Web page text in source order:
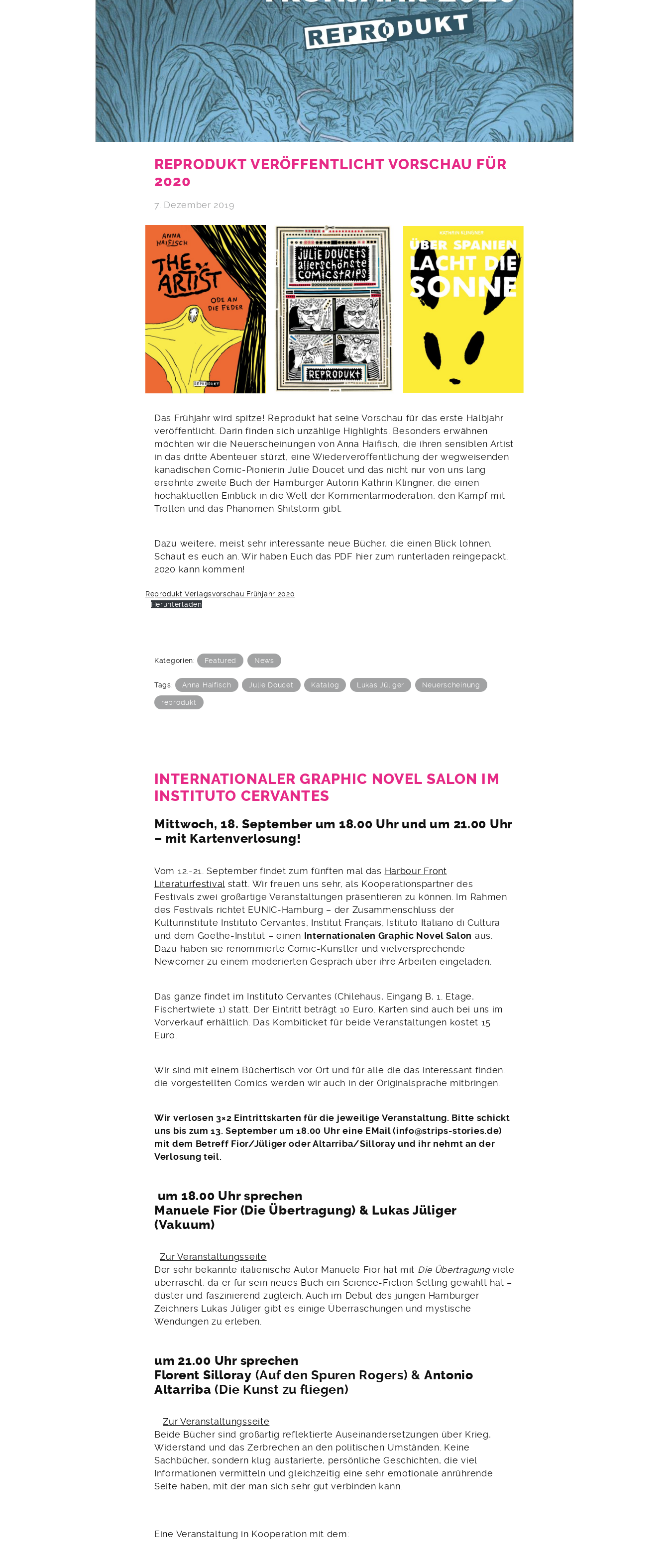
REPRODUKT VERÖFFENTLICHT VORSCHAU FÜR
2020
7. Dezember 2019
Das Frühjahr wird spitze! Reprodukt hat seine Vorschau für das erste Halbjahr
veröffentlicht. Darin finden sich unzählige Highlights. Besonders erwähnen
möchten wir die Neuerscheinungen von Anna Haifisch, die ihren sensiblen Artist
in das dritte Abenteuer stürzt, eine Wiederveröffentlichung der wegweisenden
kanadischen Comic-Pionierin Julie Doucet und das nicht nur von uns lang
ersehnte zweite Buch der Hamburger Autorin Kathrin Klingner, die einen
hochaktuellen Einblick in die Welt der Kommentarmoderation, den Kampf mit
Trollen und das Phänomen Shitstorm gibt.
Dazu weitere, meist sehr interessante neue Bücher, die einen Blick lohnen.
Schaut es euch an. Wir haben Euch das PDF hier zum runterladen reingepackt.
2020 kann kommen!
Reprodukt Verlagsvorschau Frühjahr 2020
Herunterladen
Kategorien: Featured News
Tags: Anna Haifisch Julie Doucet Katalog Lukas Jüliger Neuerscheinung
reprodukt
INTERNATIONALER GRAPHIC NOVEL SALON IM
INSTITUTO CERVANTES
Mittwoch, 18. September um 18.00 Uhr und um 21.00 Uhr
– mit Kartenverlosung!
Vom 12.-21. September findet zum fünften mal das Harbour Front
Literaturfestival statt. Wir freuen uns sehr, als Kooperationspartner des
Festivals zwei großartige Veranstaltungen präsentieren zu können. Im Rahmen
des Festivals richtet EUNIC-Hamburg – der Zusammenschluss der
Kulturinstitute Instituto Cervantes, Institut Français, Istituto Italiano di Cultura
und dem Goethe-Institut – einen Internationalen Graphic Novel Salon aus.
Dazu haben sie renommierte Comic-Künstler und vielversprechende
Newcomer zu einem moderierten Gespräch über ihre Arbeiten eingeladen.
Das ganze findet im Instituto Cervantes (Chilehaus, Eingang B, 1. Etage,
Fischertwiete 1) statt. Der Eintritt beträgt 10 Euro. Karten sind auch bei uns im
Vorverkauf erhältlich. Das Kombiticket für beide Veranstaltungen kostet 15
Euro.
Wir sind mit einem Büchertisch vor Ort und für alle die das interessant finden:
die vorgestellten Comics werden wir auch in der Originalsprache mitbringen.
Wir verlosen 3×2 Eintrittskarten für die jeweilige Veranstaltung. Bitte schickt
uns bis zum 13. September um 18.00 Uhr eine EMail (info@strips-stories.de)
mit dem Betreff Fior/Jüliger oder Altarriba/Silloray und ihr nehmt an der
Verlosung teil.
um 18.00 Uhr sprechen
Manuele Fior (Die Übertragung) & Lukas Jüliger
(Vakuum)
Zur Veranstaltungsseite
Der sehr bekannte italienische Autor Manuele Fior hat mit Die Übertragungviele
überrascht, da er für sein neues Buch ein Science-Fiction Setting gewählt hat –
düster und faszinierend zugleich. Auch im Debut des jungen Hamburger
Zeichners Lukas Jüliger gibt es einige Überraschungen und mystische
Wendungen zu erleben.
um 21.00 Uhr sprechen
Florent Silloray (Auf den Spuren Rogers) & Antonio
Altarriba (Die Kunst zu fliegen)
Zur Veranstaltungsseite
Beide Bücher sind großartig reflektierte Auseinandersetzungen über Krieg,
Widerstand und das Zerbrechen an den politischen Umständen. Keine
Sachbücher, sondern klug austarierte, persönliche Geschichten, die viel
Informationen vermitteln und gleichzeitig eine sehr emotionale anrührende
Seite haben, mit der man sich sehr gut verbinden kann.
Eine Veranstaltung in Kooperation mit dem: